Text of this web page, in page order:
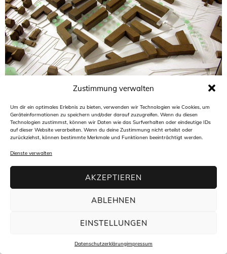
Zustimmung verwalten
Um dir ein optimales Erlebnis zu bieten, verwenden wir Technologien wie Cookies, um
Geräteinformationen zu speichern und/oder darauf zuzugreifen. Wenn du diesen
Technologien zustimmst, können wir Daten wie das Surfverhalten oder eindeutige IDs
auf dieser Website verarbeiten. Wenn du deine Zustimmung nicht erteilst oder
zurückziehst, können bestimmte Merkmale und Funktionen beeinträchtigt werden.
Dienste verwalten
AKZEPTIEREN
ABLEHNEN
EINSTELLUNGEN
Datenschutzerklärungimpressum
Architekturbüro freiraum4plus
Hasengartenstraße 44
65189 Wiesbaden
t +49(0)611 94 58 45 30
f +49(0)611 94 58 45 34